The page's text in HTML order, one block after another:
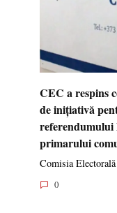
CEC a respins
de inițiativă
referendumului
primarului
Comisia
0